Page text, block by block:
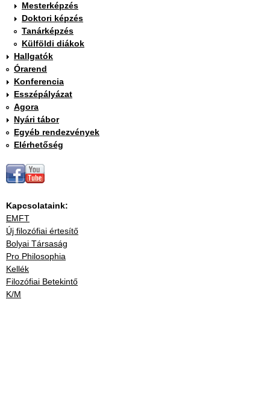
Mesterképzés
Doktori képzés
Tanárképzés
Külföldi diákok
Hallgatók
Órarend
Konferencia
Esszépályázat
Agora
Nyári tábor
Egyéb rendezvények
Elérhetőség
Kapcsolataink:
EMFT
Új filozófiai értesítő
Bolyai Társaság
Pro Philosophia
Kellék
Filozófiai Betekintő
K/M